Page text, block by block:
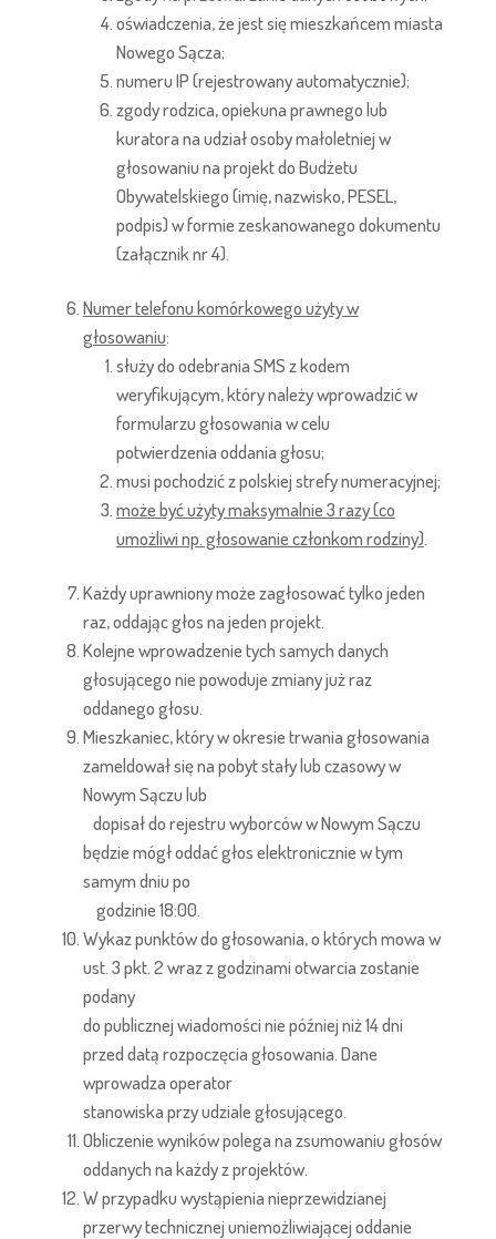
oświadczenia, że jest się mieszkańcem miasta
Nowego Sącza;
numeru IP (rejestrowany automatycznie);
zgody rodzica, opiekuna prawnego lub
kuratora na udział osoby małoletniej w
głosowaniu na projekt do Budżetu
Obywatelskiego (imię, nazwisko, PESEL,
podpis) w formie zeskanowanego dokumentu
(załącznik nr 4).
Numer telefonu komórkowego użyty w
głosowaniu:
służy do odebrania SMS z kodem
weryfikującym, który należy wprowadzić w
formularzu głosowania w celu
potwierdzenia oddania głosu;
musi pochodzić z polskiej strefy numeracyjnej;
może być użyty maksymalnie 3 razy (co
umożliwi np. głosowanie członkom rodziny).
Każdy uprawniony może zagłosować tylko jeden
raz, oddając głos na jeden projekt.
Kolejne wprowadzenie tych samych danych
głosującego nie powoduje zmiany już raz
oddanego głosu.
Mieszkaniec, który w okresie trwania głosowania
zameldował się na pobyt stały lub czasowy w
Nowym Sączu lub
dopisał do rejestru wyborców w Nowym Sączu
będzie mógł oddać głos elektronicznie w tym
samym dniu po
godzinie 18:00.
Wykaz punktów do głosowania, o których mowa w
ust. 3 pkt. 2 wraz z godzinami otwarcia zostanie
podany
do publicznej wiadomości nie później niż 14 dni
przed datą rozpoczęcia głosowania. Dane
wprowadza operator
stanowiska przy udziale głosującego.
Obliczenie wyników polega na zsumowaniu głosów
oddanych na każdy z projektów.
W przypadku wystąpienia nieprzewidzianej
przerwy technicznej uniemożliwiającej oddanie